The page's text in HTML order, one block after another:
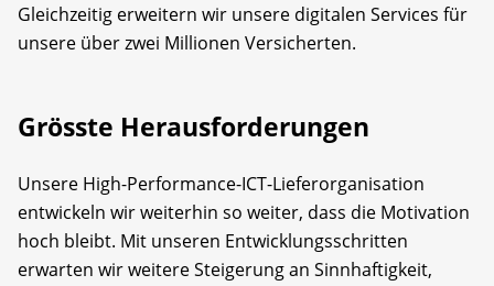
Gleichzeitig erweitern wir unsere digitalen Services für
unsere über zwei Millionen Versicherten.
Grösste Herausforderungen
Unsere High-Performance-ICT-Lieferorganisation
entwickeln wir weiterhin so weiter, dass die Motivation
hoch bleibt. Mit unseren Entwicklungsschritten
erwarten wir weitere Steigerung an Sinnhaftigkeit,